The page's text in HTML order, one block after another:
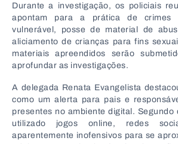
Durante a investigação, os policiais
apontam para a prática de crimes
vulnerável, posse de material de
aliciamento de crianças para fins
materiais apreendidos serão
aprofundar as investigações.
A delegada Renata Evangelista
como um alerta para pais e
presentes no ambiente digital. Segundo
utilizado jogos online, redes
aparentemente inofensivos para se